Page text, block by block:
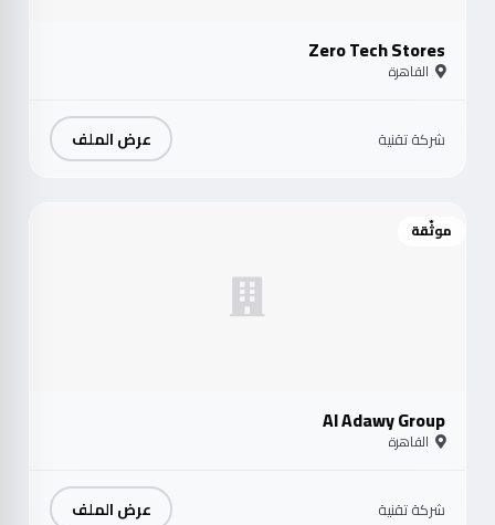
Zero Tech Stores
القاهرة
شركة تقنية عرض الملف
موثّقة
Al Adawy Group
القاهرة
شركة تقنية عرض الملف